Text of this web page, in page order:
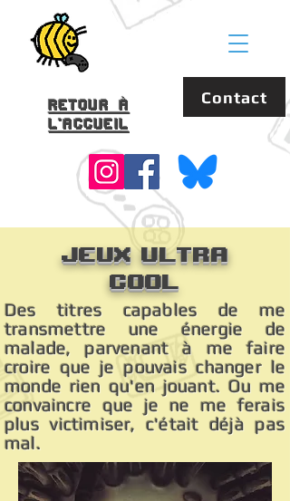
Contact
Retour à
l'accueil
Jeux Ultra
Cool
Des titres capables de me
transmettre une énergie de
malade, parvenant à me faire
croire que je pouvais changer le
monde rien qu'en jouant. Ou me
convaincre que je ne me ferais
plus victimiser, c'était déjà pas
mal.